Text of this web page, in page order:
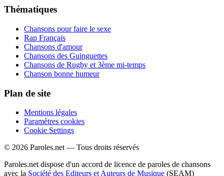
Thématiques
Chansons pour faire le sexe
Rap Français
Chansons d'amour
Chansons des Guinguettes
Chansons de Rugby et 3ème mi-temps
Chanson bonne humeur
Plan de site
Mentions légales
Paramètres cookies
Cookie Settings
© 2026 Paroles.net — Tous droits réservés
Paroles.net dispose d'un accord de licence de paroles de chansons
avec la Société des Editeurs et Auteurs de Musique (SEAM)